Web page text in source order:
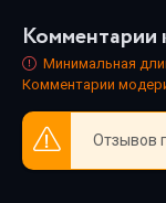
38
39
40
каждый нашёл
Комментарии
Минимальная
Комментарии
Отзывов